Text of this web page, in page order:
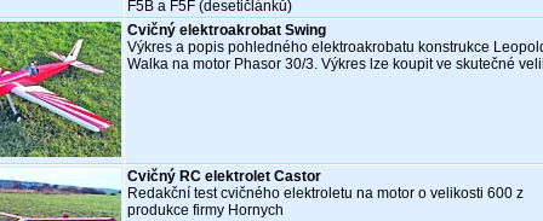
F5B a F5F (desetičlánků)
Cvičný elektroakrobat Swing
Výkres a popis pohledného elektroakrobatu konstrukce
Walka na motor Phasor 30/3. Výkres lze koupit ve skutečné
Cvičný RC elektrolet Castor
Redakční test cvičného elektroletu na motor o velikosti 600 z
produkce firmy Hornych